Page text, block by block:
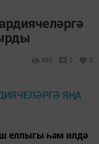
892 0 0
еллыгы һәм илдә